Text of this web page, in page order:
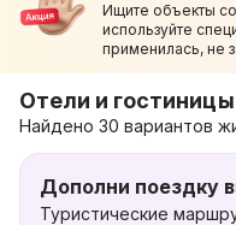
Ищите объекты
используйте
применилась, не
Отели и
Найдено 30 вариантов
Дополни поездку
Туристические